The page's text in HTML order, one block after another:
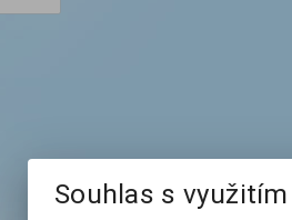
Souhlas s